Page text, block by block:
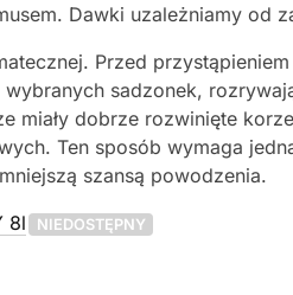
Dawki uzależniamy od
Przed
sadzonek,
dobrze rozwinięte
Ten sposób wymaga
szansą powodzenia.
8l NIEDOSTĘPNY